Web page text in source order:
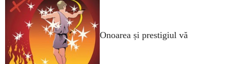
Onoarea și prestigiul vă